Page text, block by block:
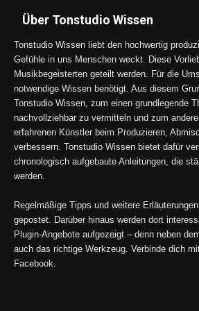
Über Tonstudio Wissen
Tonstudio Wissen liebt den hochwertig
Gefühle in uns Menschen weckt. Diese
Musikbegeisterten geteilt werden. Für die
notwendige Wissen benötigt. Aus diesem
Tonstudio Wissen, zum einen grundlegende
nachvollziehbar zu vermitteln und zum
erfahrenen Künstler beim Produzieren,
verbessern. Tonstudio Wissen bietet dafür
chronologisch aufgebaute Anleitungen, die
werden.
Regelmäßige Tipps und weitere
gepostet. Darüber hinaus werden dort
Plugin-Angebote aufgezeigt – denn neben
auch das richtige Werkzeug. Verbinde dich
Facebook.